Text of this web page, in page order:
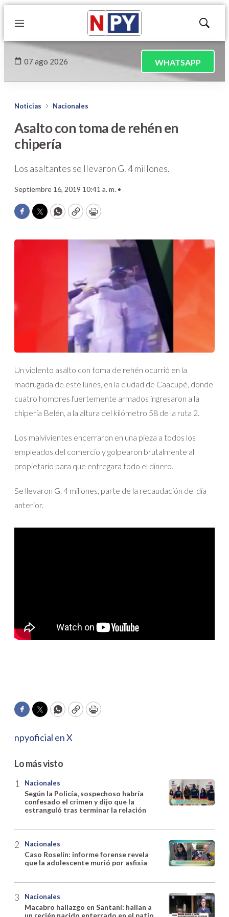
Menú
Mostrar
07 ago 2026 WHATSAPP
Noticias Nacionales
Asalto con toma de rehén en
chipería
Los asaltantes se llevaron G. 4 millones.
Septiembre 16, 2019 10:41 a. m. •
Facebook
TwitterWhatsApp
CopyPrint
Un violento asalto con toma de rehén ocurrió en la
madrugada de este lunes, en la ciudad de Caacupé, donde
cuatro hombres fuertemente armados ingresaron a la
chipería Belén, a la altura del kilómetro 58 de la ruta 2.
Los malvivientes encerraron en una pieza a todos los
empleados del comercio y golpearon brutalmente al
propietario para que entregara todo el dinero.
Se llevaron G. 4 millones, parte de la recaudación del día
anterior.
Facebook
TwitterWhatsApp
CopyPrint
npyoficial en X
Lo más visto
Nacionales
Según la Policía, sospechoso habría
confesado el crimen y dijo que la
estranguló tras terminar la relación
Nacionales
Caso Roselín: informe forense revela
que la adolescente murió por asfixia
Nacionales
Macabro hallazgo en Santaní: hallan a